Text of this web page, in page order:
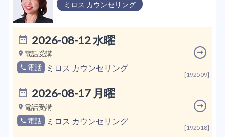
ミロス カウンセリング
2026-08-12 水曜
電話受講
電話
ミロス カウンセリング
[192509]
2026-08-17 月曜
電話受講
電話
ミロス カウンセリング
[192518]